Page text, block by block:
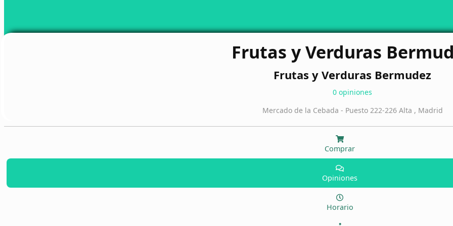
Frutas y Verduras
Frutas y Verduras Bermudez
0 opiniones
Mercado de la Cebada - Puesto 222-226 Alta , Madrid
Comprar
Opiniones
Horario